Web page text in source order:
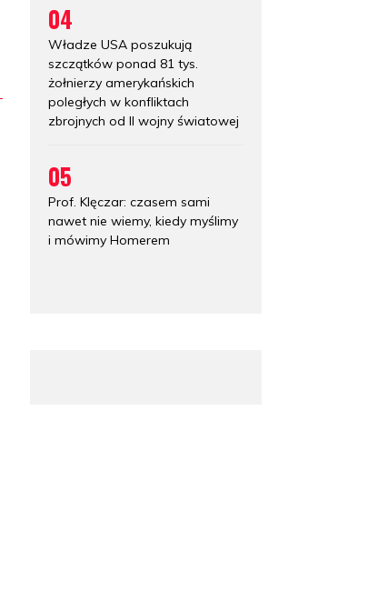
04
Władze USA poszukują
szczątków ponad 81 tys.
żołnierzy amerykańskich
poległych w konfliktach
zbrojnych od II wojny światowej
05
Prof. Klęczar: czasem sami
nawet nie wiemy, kiedy myślimy
i mówimy Homerem